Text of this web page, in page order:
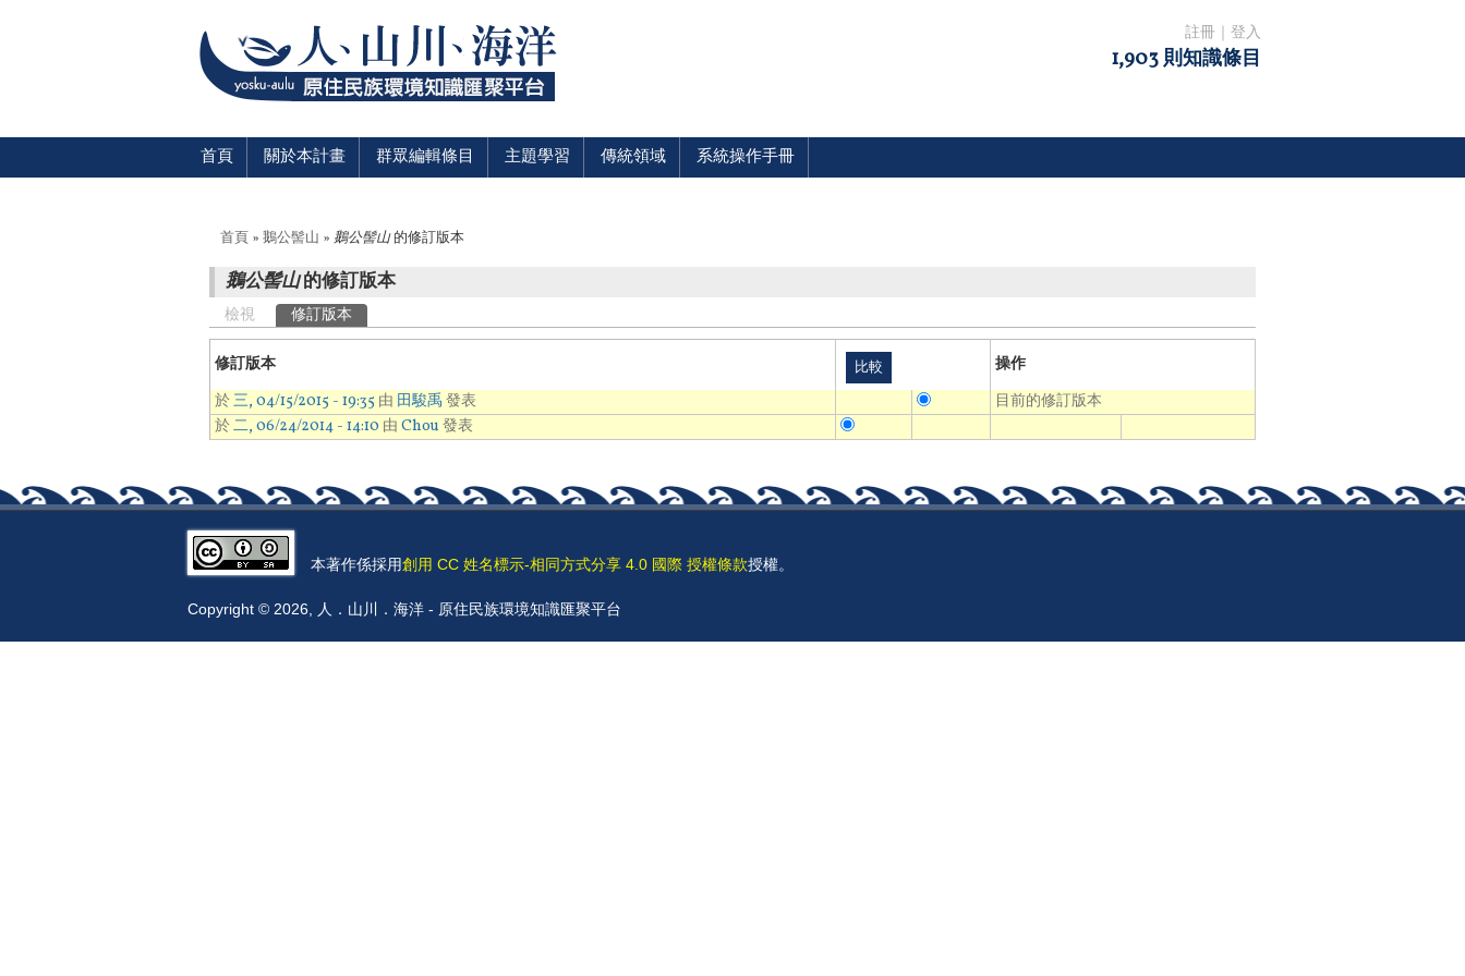
註冊 登入
1,903 則知識條目
首頁 關於本計畫 群眾編輯條目 主題學習 傳統領域 系統操作手冊
您在這裡
首頁 » 鵝公髻山 » 鵝公髻山的修訂版本
鵝公髻山的修訂版本
主要索引標籤
檢視 修訂版本
修訂版本
操作
於三, 04/15/2015 - 19:35 由 田駿禹 發表
目前的修訂版本
於二, 06/24/2014 - 14:10 由 Chou 發表
本著作係採用創用 CC 姓名標示-相同方式分享 4.0 國際 授權條款授權。
Copyright © 2026, 人．山川．海洋 - 原住民族環境知識匯聚平台